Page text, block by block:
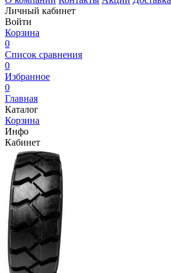
Личный кабинет
Войти
Корзина
0
Список сравнения
0
Избранное
0
Главная
Каталог
Корзина
Инфо
Кабинет